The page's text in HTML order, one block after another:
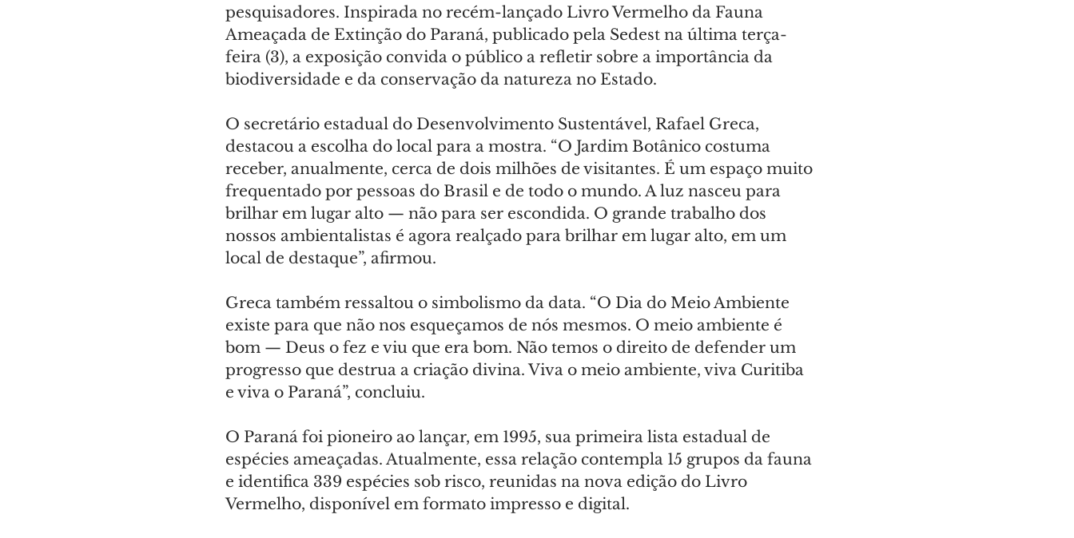
pesquisadores. Inspirada no recém-lançado Livro Vermelho da Fauna
Ameaçada de Extinção do Paraná, publicado pela Sedest na última terça-
feira (3), a exposição convida o público a refletir sobre a importância da
biodiversidade e da conservação da natureza no Estado.
O secretário estadual do Desenvolvimento Sustentável, Rafael Greca,
destacou a escolha do local para a mostra. “O Jardim Botânico costuma
receber, anualmente, cerca de dois milhões de visitantes. É um espaço muito
frequentado por pessoas do Brasil e de todo o mundo. A luz nasceu para
brilhar em lugar alto — não para ser escondida. O grande trabalho dos
nossos ambientalistas é agora realçado para brilhar em lugar alto, em um
local de destaque”, afirmou.
Greca também ressaltou o simbolismo da data. “O Dia do Meio Ambiente
existe para que não nos esqueçamos de nós mesmos. O meio ambiente é
bom — Deus o fez e viu que era bom. Não temos o direito de defender um
progresso que destrua a criação divina. Viva o meio ambiente, viva Curitiba
e viva o Paraná”, concluiu.
O Paraná foi pioneiro ao lançar, em 1995, sua primeira lista estadual de
espécies ameaçadas. Atualmente, essa relação contempla 15 grupos da fauna
e identifica 339 espécies sob risco, reunidas na nova edição do Livro
Vermelho, disponível em formato impresso e digital.